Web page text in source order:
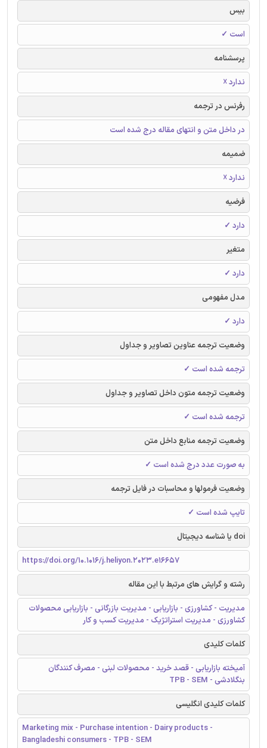
بیس
است ✓
پرسشنامه
ندارد ☓
رفرنس در ترجمه
در داخل متن و انتهای مقاله درج شده است
ضمیمه
ندارد ☓
فرضیه
دارد ✓
متغیر
دارد ✓
مدل مفهومی
دارد ✓
وضعیت ترجمه عناوین تصاویر و جداول
ترجمه شده است ✓
وضعیت ترجمه متون داخل تصاویر و جداول
ترجمه شده است ✓
وضعیت ترجمه منابع داخل متن
به صورت عدد درج شده است ✓
وضعیت فرمولها و محاسبات در فایل ترجمه
تایپ شده است ✓
doi یا شناسه دیجیتال
https://doi.org/10.1016/j.heliyon.2023.e16657
رشته و گرایش های مرتبط با این مقاله
مدیریت - کشاورزی - بازاریابی - مدیریت بازرگانی - بازاریابی محصولات
کشاورزی - مدیریت استراتژیک - مدیریت کسب و کار
کلمات کلیدی
آمیخته بازاریابی - قصد خرید - محصولات لبنی - مصرف کنندگان
بنگلادشی - TPB - SEM
کلمات کلیدی انگلیسی
Marketing mix - Purchase intention - Dairy products -
Bangladeshi consumers - TPB - SEM